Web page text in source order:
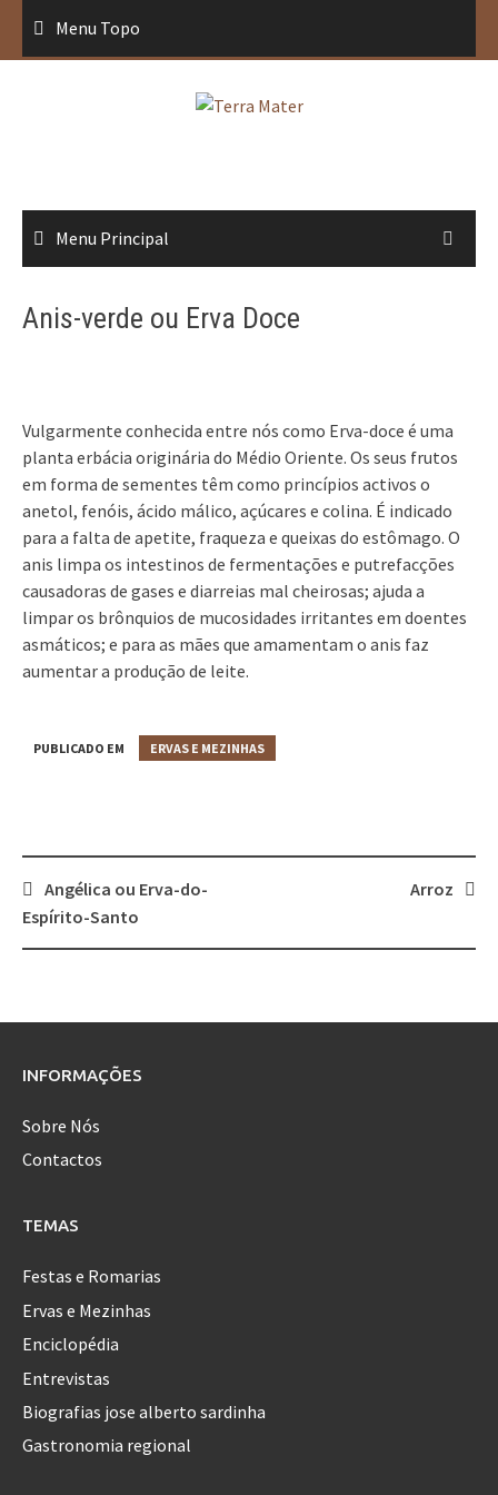
conteúdo
Menu Topo
Menu Principal
Anis-verde ou Erva Doce
Vulgarmente conhecida entre nós como Erva-doce é uma
planta erbácia originária do Médio Oriente. Os seus frutos
em forma de sementes têm como princípios activos o
anetol, fenóis, ácido málico, açúcares e colina. É indicado
para a falta de apetite, fraqueza e queixas do estômago. O
anis limpa os intestinos de fermentações e putrefacções
causadoras de gases e diarreias mal cheirosas; ajuda a
limpar os brônquios de mucosidades irritantes em doentes
asmáticos; e para as mães que amamentam o anis faz
aumentar a produção de leite.
PUBLICADO EM ERVAS E MEZINHAS
Post
navigation
Angélica ou Erva-do-
Espírito-Santo
Arroz
INFORMAÇÕES
Sobre Nós
Contactos
TEMAS
Festas e Romarias
Ervas e Mezinhas
Enciclopédia
Entrevistas
Biografias jose alberto sardinha
Gastronomia regional